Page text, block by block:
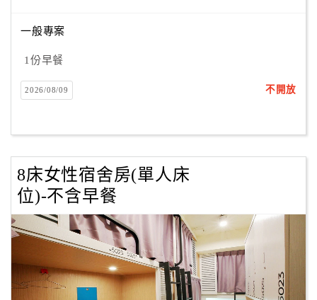
一般專案
1份早餐
2026/08/09 不開放
8床女性宿舍房(單人床
位)-不含早餐